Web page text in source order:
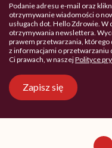
Podanie adresu e-mail oraz
otrzymywanie wiadomości o
usługach dot. Hello Zdrowie.
otrzymywania newslettera.
prawem przetwarzania, którego
z informacjami o przetwarzaniu
Ci prawach, w naszejPolityce
Zapisz się